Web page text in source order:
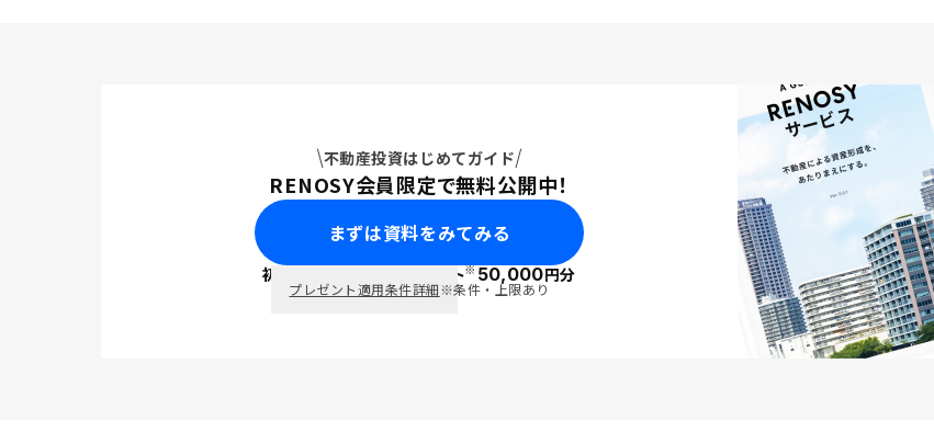
不動産投資はじめてガイド
RENOSY会員限定で無料公開中！
まずは資料をみてみる
初回面談で ポイント※50,000円分
プレゼント適用条件詳細※条件・上限あり